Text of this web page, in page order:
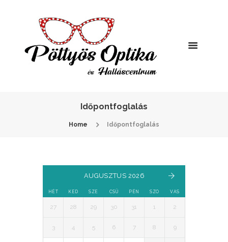
Időpontfoglalás
Home Időpontfoglalás
AUGUSZTUS 2026
HÉT KED SZE CSÜ PÉN SZO VAS
27 28 29 30 31 1 2
3 4 5 6 7 8 9